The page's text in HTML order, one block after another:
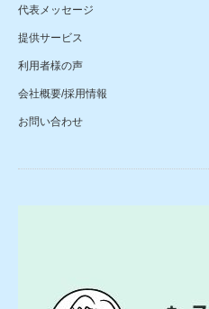
代表メッセージ
提供サービス
利用者様の声
会社概要/採用情報
お問い合わせ